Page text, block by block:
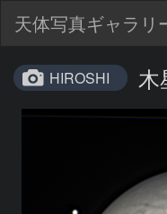
天体写真ギャラリ
HIROSHI 木